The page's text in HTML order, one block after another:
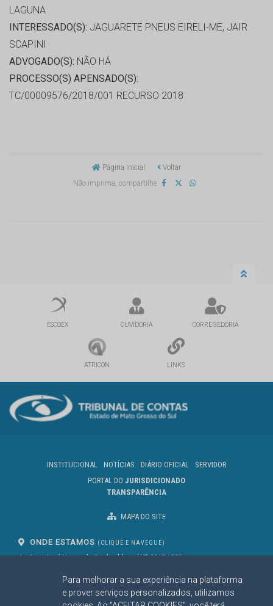
Para melhorar a sua experiência na plataforma
e prover serviços personalizados, utilizamos
LAGUNA
INTERESSADO(S): JAGUARETE PNEUS EIRELI-ME, JAIR
SCAPINI
ADVOGADO(S): NÃO HÁ
PROCESSO(S) APENSADO(S):
TC/00009576/2018/001 RECURSO 2018
Página Inicial
Voltar
Não imprima, compartilhe
ESCOEX OUVIDORIA CORREGEDORIA
ATRICON LINKS
INSTITUCIONAL NOTÍCIAS DIÁRIO OFICIAL
SERVIDOR
PORTAL DO JURISDICIONADO
TRANSPARÊNCIA
MAPA DO SITE
ONDE ESTAMOS (CLIQUE E NAVEGUE)
Av. Des. José Nunes da Cunha, bloco
Campo Grande/MS
CEP: 79031-310
(67) 3317-1500